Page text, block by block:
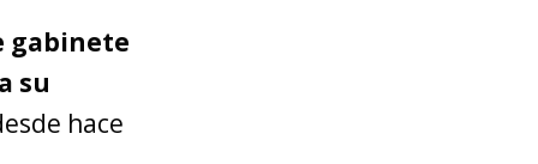
gabinete
su
hace